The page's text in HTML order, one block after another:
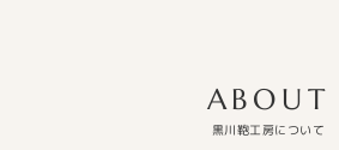
ABOUT
黒川鞄工房について